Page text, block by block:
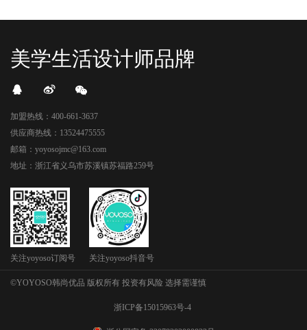
美学生活设计师品牌
加盟热线：400-661-3637
供应商热线：13524475555
邮箱：yoyosojmc@163.com
地址：浙江省义乌市苏溪镇苏福路259号
关注yoyoso订阅号 关注yoyoso抖音号
©YOYOSO韩尚优品 版权所有 投资有风险 选择需谨慎
浙ICP备15015963号-4